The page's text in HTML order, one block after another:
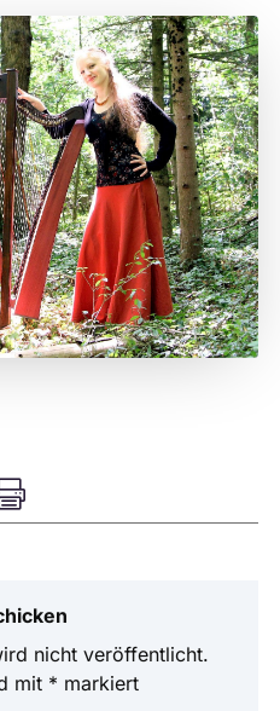
nicht veröffentlicht.
mit * markiert